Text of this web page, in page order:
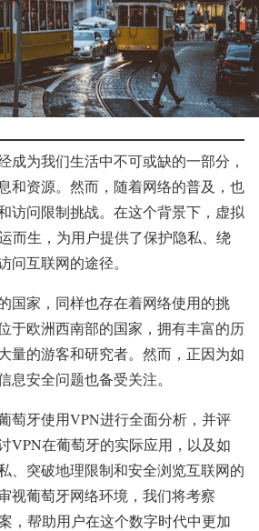
成为我们生活中不可或缺的一部分，
和资源。然而，随着网络的普及，也
访问限制挑战。在这个背景下，虚拟
而生，为用户提供了保护隐私、绕
问互联网的途径。
国家，同样也存在着网络使用的挑
于欧洲西南部的国家，拥有丰富的历
量的游客和研究者。然而，正因为如
息安全问题也备受关注。
萄牙使用VPN进行全面分析，并评
VPN在葡萄牙的实际应用，以及如
、突破地理限制和安全浏览互联网的
视葡萄牙网络环境，我们将考察
，帮助用户在这个数字时代中更加